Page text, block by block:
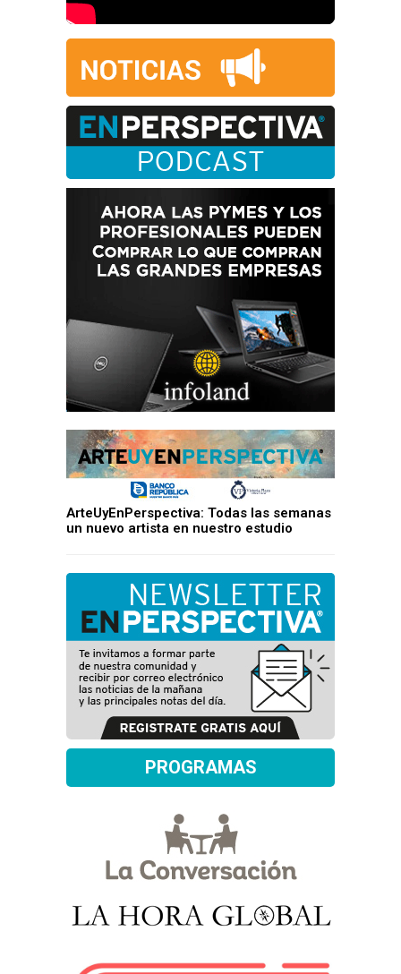
ArteUyEnPerspectiva: Todas las semanas
un nuevo artista en nuestro estudio
PROGRAMAS